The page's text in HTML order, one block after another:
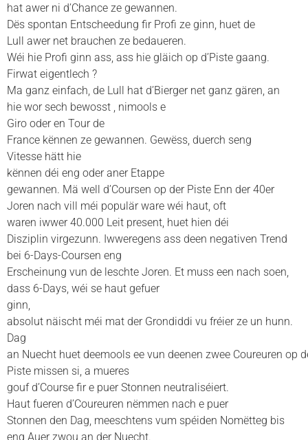
hat awer ni d’Chance ze gewannen.
Dës spontan Entscheedung fir Profi ze ginn, huet de
Lull awer net brauchen ze bedaueren.
Wéi hie Profi ginn ass, ass hie gläich op d’Piste gaang.
Firwat eigentlech ?
Ma ganz einfach, de Lull hat d’Bierger net ganz gären, an
hie wor sech bewosst , nimools e
Giro oder en Tour de
France kënnen ze gewannen. Gewëss, duerch seng
Vitesse hätt hie
kënnen déi eng oder aner Etappe
gewannen. Mä well d’Coursen op der Piste Enn der 40er
Joren nach vill méi populär ware wéi haut, oft
waren iwwer 40.000 Leit present, huet hien déi
Disziplin virgezunn. Iwweregens ass deen negativen Trend
bei 6-Days-Coursen eng
Erscheinung vun de leschte Joren. Et muss een nach soen,
dass 6-Days, wéi se haut gefuer
ginn,
absolut näischt méi mat der Grondiddi vu fréier ze un hunn.
Dag
an Nuecht huet deemools ee vun deenen zwee Coureuren op
Piste missen si, a mueres
gouf d’Course fir e puer Stonnen neutraliséiert.
Haut fueren d’Coureuren nëmmen nach e puer
Stonnen den Dag, meeschtens vum spéiden Nomëtteg bis
eng Auer zwou an der Nuecht.